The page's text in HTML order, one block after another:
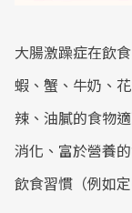
大腸激躁症在飲
蝦、蟹、牛奶、
辣、油膩的食物
消化、富於營養
飲食習慣（例如